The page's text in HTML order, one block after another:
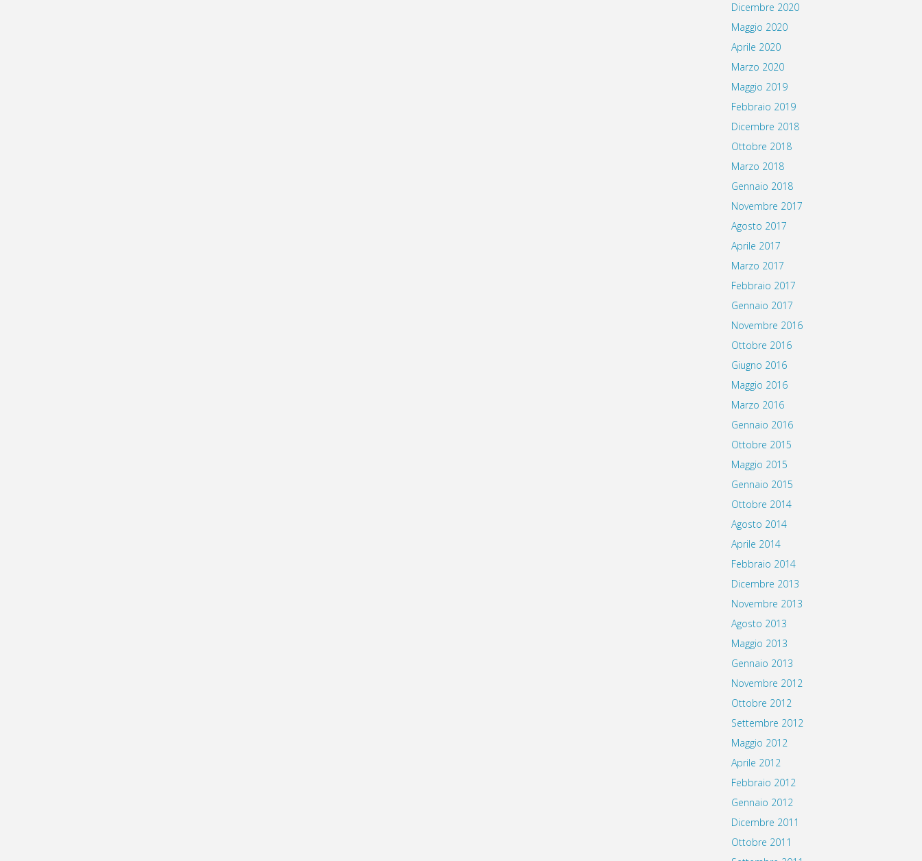
Dicembre 2020
Maggio 2020
Aprile 2020
Marzo 2020
Maggio 2019
Febbraio 2019
Dicembre 2018
Ottobre 2018
Marzo 2018
Gennaio 2018
Novembre 2017
Agosto 2017
Aprile 2017
Marzo 2017
Febbraio 2017
Gennaio 2017
Novembre 2016
Ottobre 2016
Giugno 2016
Maggio 2016
Marzo 2016
Gennaio 2016
Ottobre 2015
Maggio 2015
Gennaio 2015
Ottobre 2014
Agosto 2014
Aprile 2014
Febbraio 2014
Dicembre 2013
Novembre 2013
Agosto 2013
Maggio 2013
Gennaio 2013
Novembre 2012
Ottobre 2012
Settembre 2012
Maggio 2012
Aprile 2012
Febbraio 2012
Gennaio 2012
Dicembre 2011
Ottobre 2011